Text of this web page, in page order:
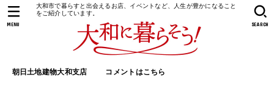
大和市で暮らすと出会えるお店、イベントなど、人生が豊かになること
をご紹介しています。
朝日土地建物大和支店 コメントはこちら
SEARCH
MENU